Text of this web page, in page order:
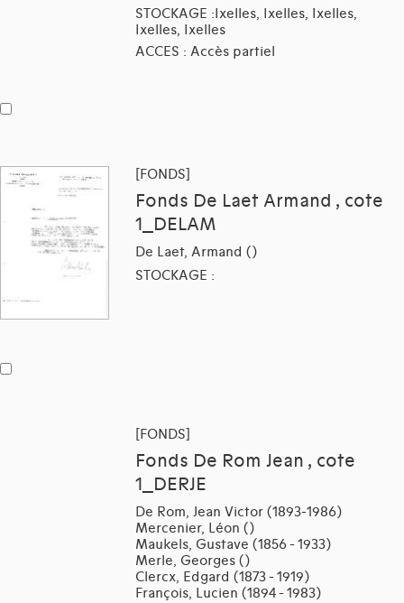
STOCKAGE :Ixelles, Ixelles, Ixelles,
Ixelles, Ixelles
ACCES : Accès partiel
[FONDS]
Fonds De Laet Armand , cote
1_DELAM
De Laet, Armand ()
STOCKAGE :
[FONDS]
Fonds De Rom Jean , cote
1_DERJE
De Rom, Jean Victor (1893-1986)
Mercenier, Léon ()
Maukels, Gustave (1856 - 1933)
Merle, Georges ()
Clercx, Edgard (1873 - 1919)
François, Lucien (1894 - 1983)